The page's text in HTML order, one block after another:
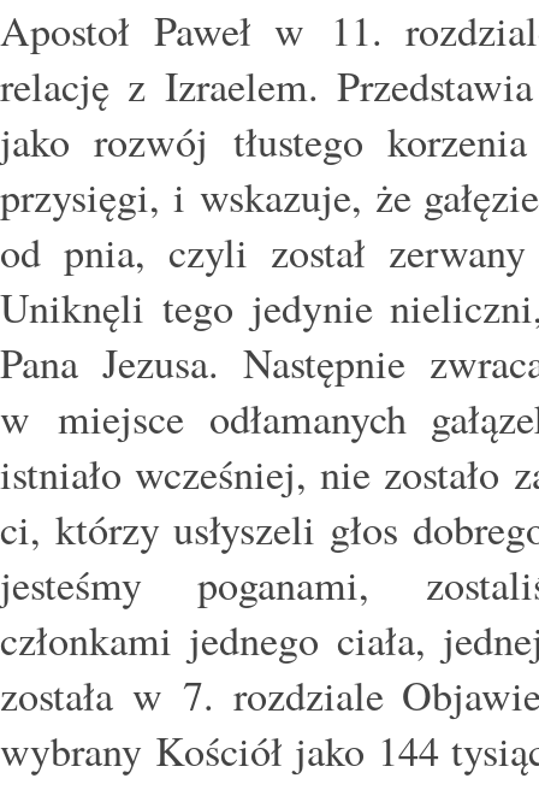
Apostoł Paweł w 11.
relację z Izraelem.
jako rozwój tłustego
przysięgi, i wskazuje, że
od pnia, czyli został
Uniknęli tego jedynie
Pana Jezusa. Następnie
w miejsce odłamanych
istniało wcześniej, nie zostało
ci, którzy usłyszeli głos
jesteśmy poganami,
członkami jednego ciała,
została w 7. rozdziale
wybrany Kościół jako 144